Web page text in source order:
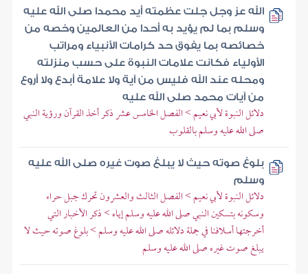
الله عز وجل جلت عظمته أيد محمدا صلى الله عليه
وسلم بما لم يؤيد به أحدا من العالمين وخصه من
خصائصه بما يفوق حد كرامات الأنبياء ومراتب
الأولياء فكانت علامات النبوة على حسب منزلته
ومحله عند الله فليس من آية ولا علامة أبدع ولا أروع
من آيات محمد صلى الله عليه
دلائل النبوة لأبي نعيم > الفصل الخامس عشر ذكر أخذ القرآن ورؤية النبي
صلى الله عليه وسلم بالقلوب
بلوغ صوته حيث لا يبلغ صوت غيره صلى الله عليه
وسلم
دلائل النبوة لأبي نعيم > الفصل الثالث والعشرون تحرك جبل حراء
وسكونه بتسكين النبي صلى الله عليه وسلم إياه > ذكر الأخبار التي
أخرجتها أسلافنا في جملة دلائله صلى الله عليه وسلم > بلوغ صوته حيث لا
يبلغ صوت غيره صلى الله عليه وسلم